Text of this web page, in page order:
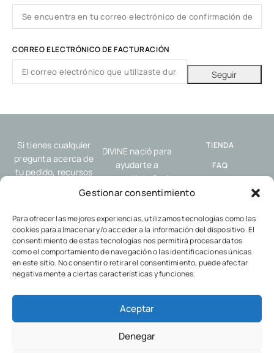
Gestionar consentimiento
Para ofrecer las mejores experiencias, utilizamos tecnologías como las
cookies para almacenar y/o acceder a la información del dispositivo. El
consentimiento de estas tecnologías nos permitirá procesar datos
como el comportamiento de navegación o las identificaciones únicas
en este sitio. No consentir o retirar el consentimiento, puede afectar
negativamente a ciertas características y funciones.
Aceptar
Denegar
CORREO ELECTRÓNICO DE FACTURACIÓN
Seguir
Si tienes cualquier
pregunta acerca de
tu pedido, recursos
por favor, contacta
DIVINE nació para
ayudarte a
compartir tu fe de
forma sencilla y
estés: en el trabajo,
en el gimnasio, con
tus amigos o en
cualquier encuentro
cotidiano.
TIENDA
FAQ
DEVOLUCIONES
POLÍTICA DE
COOKIES
POLÍTICA DE
PRIVACIDAD